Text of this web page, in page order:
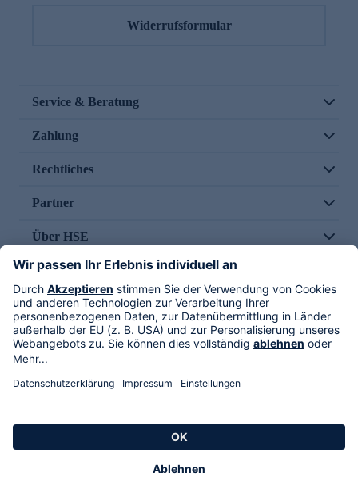
Widerrufsformular
Service & Beratung
Zahlung
Rechtliches
Partner
Über HSE
Im TV
HSE International